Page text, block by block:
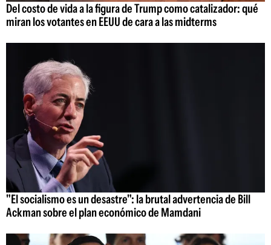
Del costo de vida a la figura de Trump como catalizador: qué
miran los votantes en EEUU de cara a las midterms
"El socialismo es un desastre": la brutal advertencia de Bill
Ackman sobre el plan económico de Mamdani